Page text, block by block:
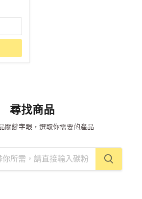
尋找商品
關鍵字眼，選取你需要的產品